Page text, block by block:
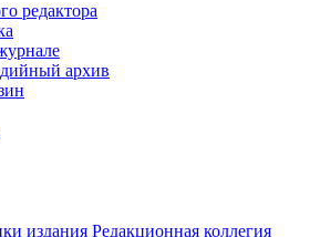
редактора
архив
издания Редакционная коллегия